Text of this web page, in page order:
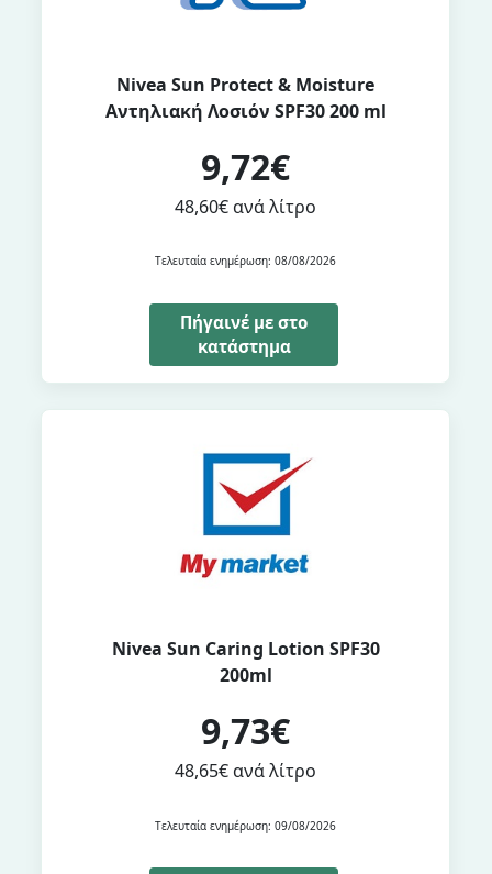
Nivea Sun Protect & Moisture
Αντηλιακή Λοσιόν SPF30 200 ml
9,72€
48,60€ ανά λίτρο
Τελευταία ενημέρωση: 08/08/2026
Πήγαινέ με στο
κατάστημα
Nivea Sun Caring Lotion SPF30
200ml
9,73€
48,65€ ανά λίτρο
Τελευταία ενημέρωση: 09/08/2026